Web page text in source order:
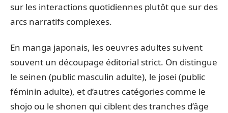
sur les interactions quotidiennes plutôt que sur des
arcs narratifs complexes.
En manga japonais, les oeuvres adultes suivent
souvent un découpage éditorial strict. On distingue
le seinen (public masculin adulte), le josei (public
féminin adulte), et d’autres catégories comme le
shojo ou le shonen qui ciblent des tranches d’âge